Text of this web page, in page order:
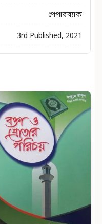
পেপারব্যাক
3rd Published, 2021